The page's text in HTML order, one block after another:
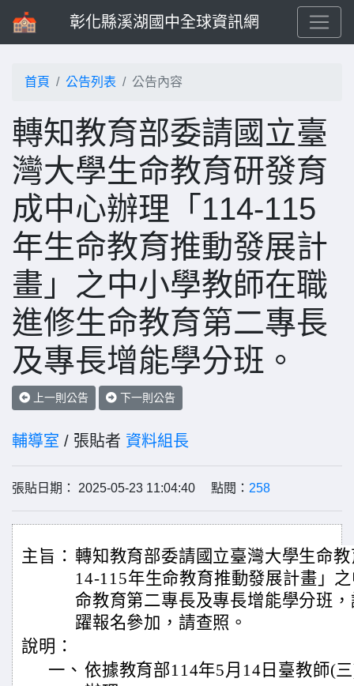
彰化縣溪湖國中全球資訊網
首頁 公告列表 公告內容
轉知教育部委請國立臺
灣大學生命教育研發育
成中心辦理「114-115
年生命教育推動發展計
畫」之中小學教師在職
進修生命教育第二專長
及專長增能學分班。
上一則公告 下一則公告
輔導室 / 張貼者 資料組長
張貼日期： 2025-05-23 11:04:40 點閱： 258
主旨： 轉知教育部委請國立臺灣大學生命
14-115年生命教育推動發展計畫」
命教育第二專長及專長增能學分班
躍報名參加，請查照。
說明：
一、 依據教育部114年5月14日臺教師(